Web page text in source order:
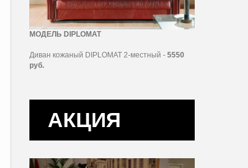
МОДЕЛЬ DIPLOMAT
Диван кожаный DIPLOMAT 2-местный - 5550
руб.
АКЦИЯ